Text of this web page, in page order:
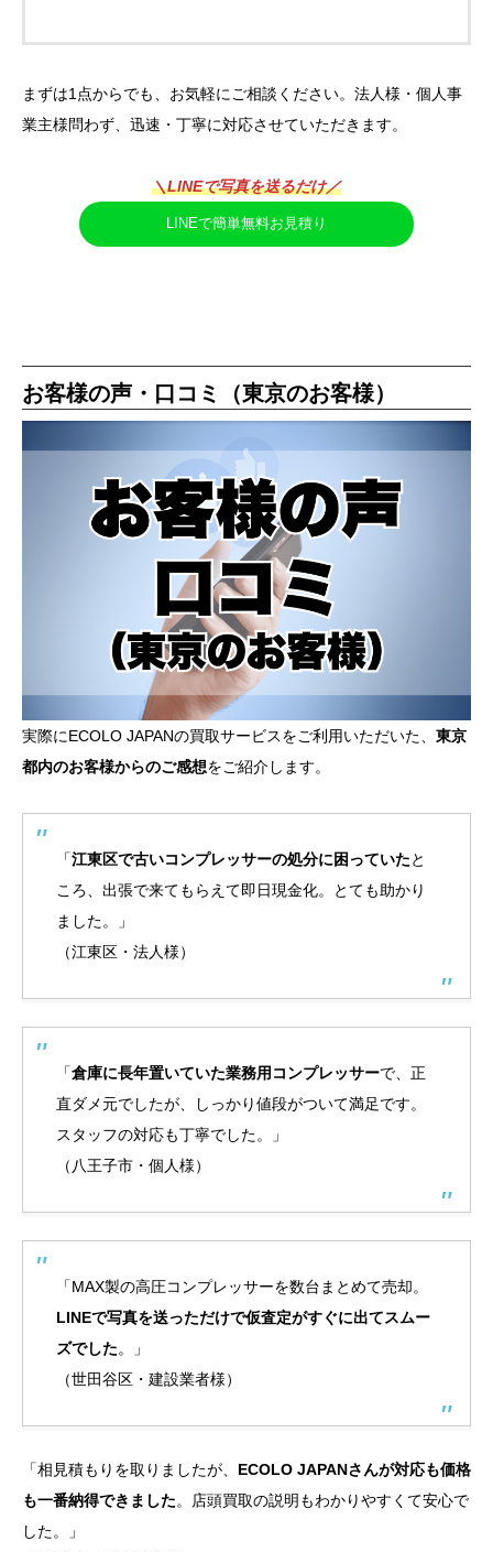
まずは1点からでも、お気軽にご相談ください。法人様・個人事
業主様問わず、迅速・丁寧に対応させていただきます。
＼LINEで写真を送るだけ／
LINEで簡単無料お見積り
お客様の声・口コミ（東京のお客様）
実際にECOLO JAPANの買取サービスをご利用いただいた、 東京
都内のお客様からのご感想をご紹介します。
「江東区で古いコンプレッサーの処分に困っていたと
ころ、出張で来てもらえて即日現金化。とても助かり
ました。」
（江東区・法人様）
「倉庫に長年置いていた業務用コンプレッサーで、正
直ダメ元でしたが、しっかり値段がついて満足です。
スタッフの対応も丁寧でした。」
（八王子市・個人様）
「MAX製の高圧コンプレッサーを数台まとめて売却。
LINEで写真を送っただけで仮査定がすぐに出てスムー
ズでした。」
（世田谷区・建設業者様）
「相見積もりを取りましたが、 ECOLO JAPANさんが対応も価格
も一番納得できました。店頭買取の説明もわかりやすくて安心で
した。」